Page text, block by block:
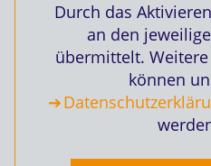
Durch das
an den
übermittelt.
können